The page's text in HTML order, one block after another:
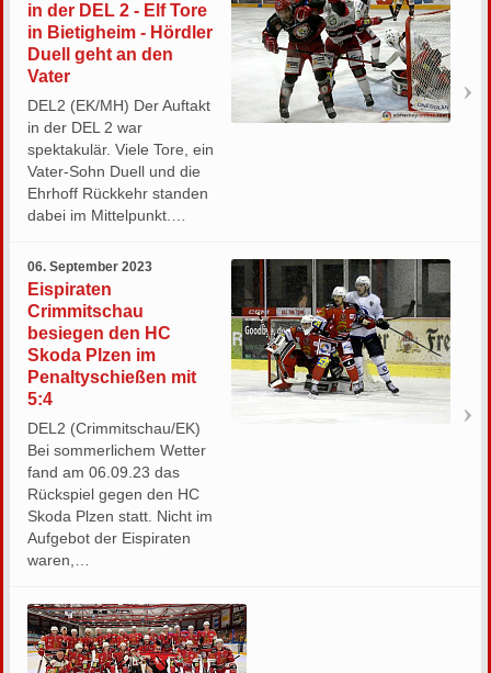
in der DEL 2 - Elf Tore
in Bietigheim - Hördler
Duell geht an den
Vater
DEL2 (EK/MH) Der Auftakt
in der DEL 2 war
spektakulär. Viele Tore, ein
Vater-Sohn Duell und die
Ehrhoff Rückkehr standen
dabei im Mittelpunkt.…
06. September 2023
Eispiraten
Crimmitschau
besiegen den HC
Skoda Plzen im
Penaltyschießen mit
5:4
DEL2 (Crimmitschau/EK)
Bei sommerlichem Wetter
fand am 06.09.23 das
Rückspiel gegen den HC
Skoda Plzen statt. Nicht im
Aufgebot der Eispiraten
waren,…